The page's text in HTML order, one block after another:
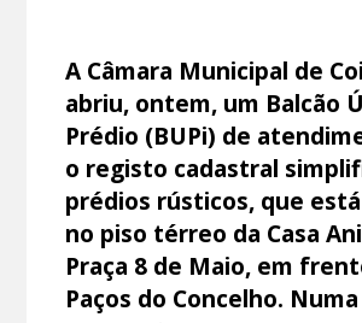
A Câmara Municipal de
abriu, ontem, um Balcão
Prédio (BUPi) de
o registo cadastral
prédios rústicos, que
no piso térreo da Casa
Praça 8 de Maio, em
Paços do Concelho.